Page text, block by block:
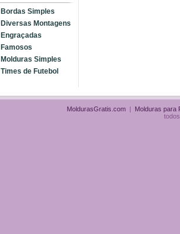
Bordas Simples
Diversas Montagens
Engraçadas
Famosos
Molduras Simples
Times de Futebol
MoldurasGratis.com | Molduras